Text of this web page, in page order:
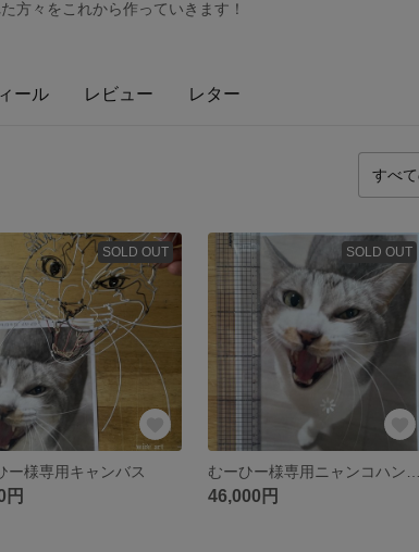
方々をこれから作っていきます！
ール レビュー レター
SOLD OUT
ー様専用キャンバス
円
SOLD OUT
46,000円